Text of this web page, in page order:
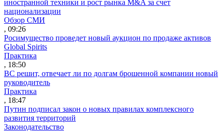
иностранной техники и рост рынка M&A за счет
национализации
Обзор СМИ
, 09:26
Росимущество проведет новый аукцион по продаже активов
Global Spirits
Практика
, 18:50
ВС решит, отвечает ли по долгам брошенной компании новый
руководитель
Практика
, 18:47
Путин подписал закон о новых правилах комплексного
развития территорий
Законодательство